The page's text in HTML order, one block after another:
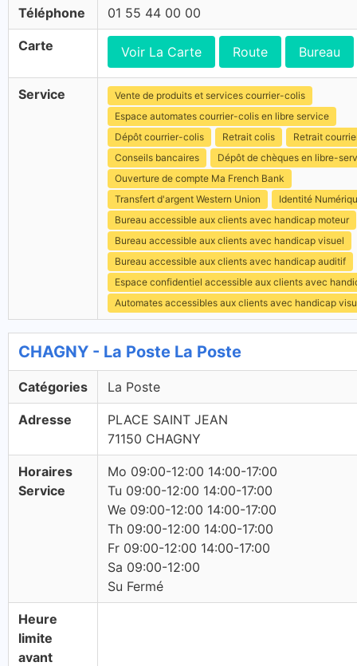
Téléphone 01 55 44 00 00
Carte Voir La Carte Route Bureau
Service
Vente de produits et services courrier-colis
Espace automates courrier-colis en libre service
Dépôt courrier-colis
Retrait colis
Retrait
Conseils bancaires
Dépôt de chèques en libre-
Ouverture de compte Ma French Bank
Transfert d'argent Western Union
Identité
Bureau accessible aux clients avec handicap moteur
Bureau accessible aux clients avec handicap visuel
Bureau accessible aux clients avec handicap auditif
Espace confidentiel accessible aux clients avec
Automates accessibles aux clients avec handicap
CHAGNY - La Poste La Poste
Catégories La Poste
Adresse
PLACE SAINT JEAN
71150 CHAGNY
Horaires
Service
Mo 09:00-12:00 14:00-17:00
Tu 09:00-12:00 14:00-17:00
We 09:00-12:00 14:00-17:00
Th 09:00-12:00 14:00-17:00
Fr 09:00-12:00 14:00-17:00
Sa 09:00-12:00
Su Fermé
Heure
limite
avant